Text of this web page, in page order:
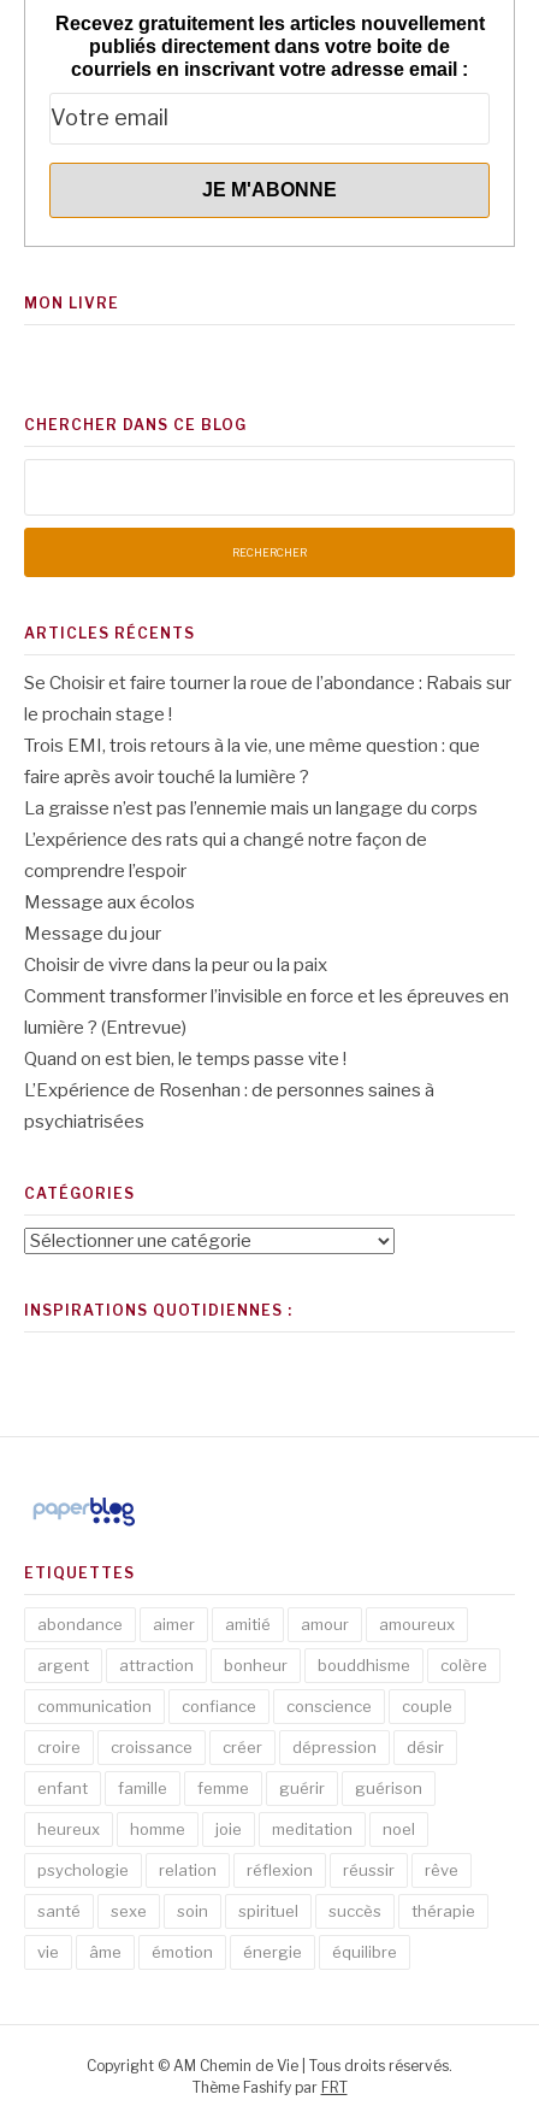
Recevez gratuitement les articles nouvellement
publiés directement dans votre boite de
courriels en inscrivant votre adresse email :
MON LIVRE
CHERCHER DANS CE BLOG
ARTICLES RÉCENTS
Se Choisir et faire tourner la roue de l’abondance : Rabais sur
le prochain stage !
Trois EMI, trois retours à la vie, une même question : que
faire après avoir touché la lumière ?
La graisse n’est pas l’ennemie mais un langage du corps
L’expérience des rats qui a changé notre façon de
comprendre l’espoir
Message aux écolos
Message du jour
Choisir de vivre dans la peur ou la paix
Comment transformer l’invisible en force et les épreuves en
lumière ? (Entrevue)
Quand on est bien, le temps passe vite !
L’Expérience de Rosenhan : de personnes saines à
psychiatrisées
CATÉGORIES
Catégories
INSPIRATIONS QUOTIDIENNES :
ETIQUETTES
abondance aimer amitié amour amoureux
argent attraction bonheur bouddhisme colère
communication confiance conscience couple
croire croissance créer dépression désir
enfant famille femme guérir guérison
heureux homme joie meditation noel
psychologie relation réflexion réussir rêve
santé sexe soin spirituel succès thérapie
vie âme émotion énergie équilibre
Copyright © AM Chemin de Vie | Tous droits réservés.
Thème Fashify par FRT